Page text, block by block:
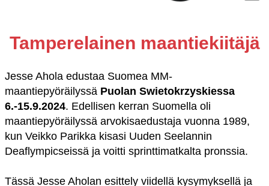
Tamperelainen maantiekiitäjä
Jesse Ahola edustaa Suomea MM-
maantiepyöräilyssä Puolan Swietokrzyskiessa
6.-15.9.2024. Edellisen kerran Suomella oli
maantiepyöräilyssä arvokisaedustaja vuonna 1989,
kun Veikko Parikka kisasi Uuden Seelannin
Deaflympicseissä ja voitti sprinttimatkalta pronssia.
Tässä Jesse Aholan esittely viidellä kysymyksellä ja